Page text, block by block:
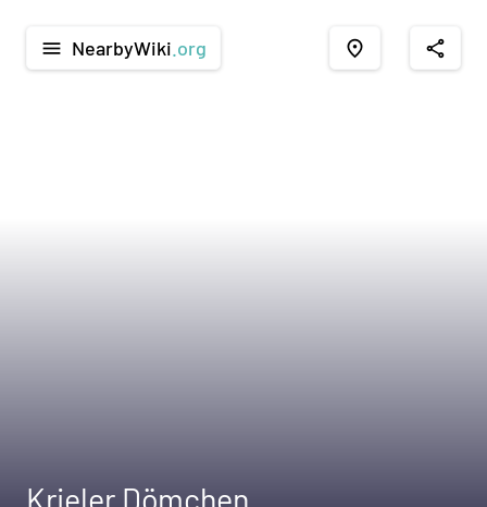
menu NearbyWiki .org place share
Krieler Dömchen